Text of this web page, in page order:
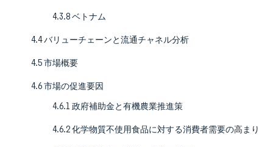
4.3.8 ベトナム
4.4 バリューチェーンと流通チャネル分析
4.5 市場概要
4.6 市場の促進要因
4.6.1 政府補助金と有機農業推進策
4.6.2 化学物質不使用食品に対する消費者需要の高まり